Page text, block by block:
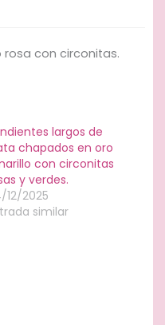
con circonitas.
largos de
chapados en oro
con circonitas
y verdes.
12/2025
similar